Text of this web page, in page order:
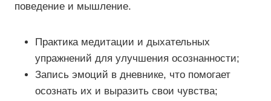
поведение и мышление.
Практика медитации и дыхательных
упражнений для улучшения осознанности;
Запись эмоций в дневнике, что помогает
осознать их и выразить свои чувства;